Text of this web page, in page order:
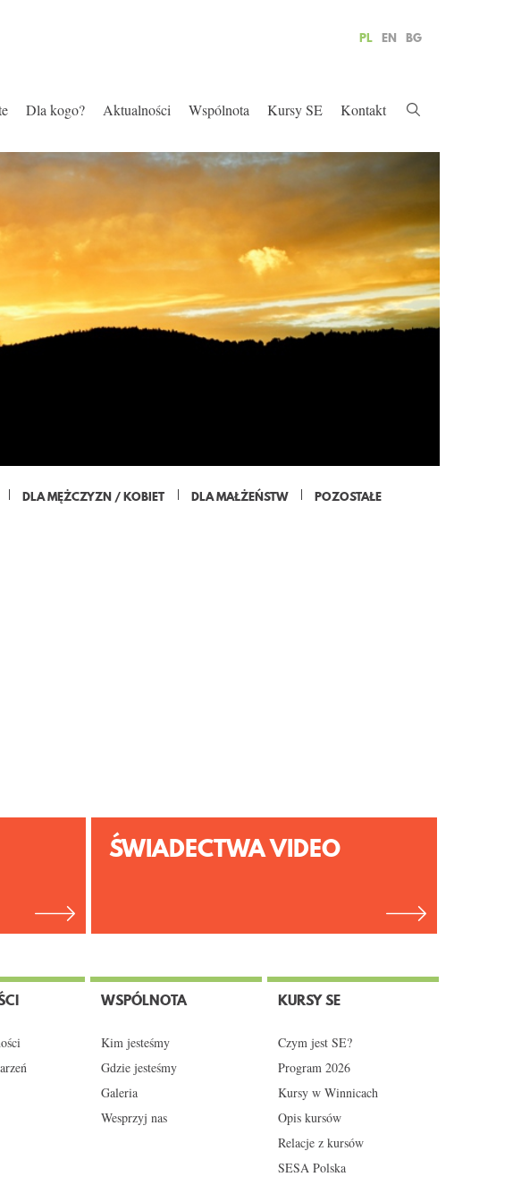
PL EN BG
Dla kogo? Aktualności Wspólnota Kursy SE Kontakt
DLA MĘŻCZYZN / KOBIET DLA MAŁŻEŃSTW POZOSTAŁE
ŚWIADECTWA VIDEO
WSPÓLNOTA
Kim jesteśmy
Gdzie jesteśmy
Galeria
Wesprzyj nas
KURSY SE
Czym jest SE?
Program 2026
Kursy w Winnicach
Opis kursów
Relacje z kursów
SESA Polska